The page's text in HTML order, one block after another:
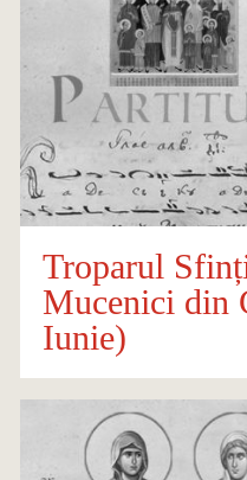
Troparul
Mucenici din
Iunie)